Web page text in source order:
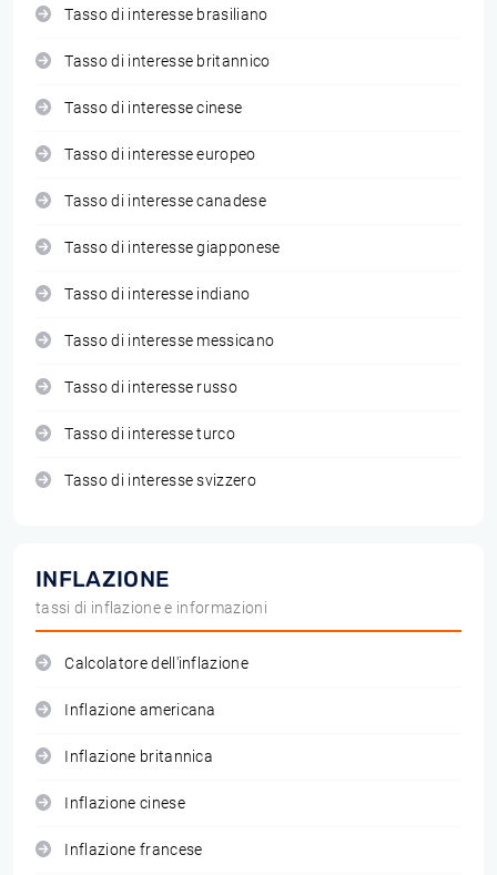
Tasso di interesse brasiliano
Tasso di interesse britannico
Tasso di interesse cinese
Tasso di interesse europeo
Tasso di interesse canadese
Tasso di interesse giapponese
Tasso di interesse indiano
Tasso di interesse messicano
Tasso di interesse russo
Tasso di interesse turco
Tasso di interesse svizzero
INFLAZIONE
tassi di inflazione e informazioni
Calcolatore dell'inflazione
Inflazione americana
Inflazione britannica
Inflazione cinese
Inflazione francese